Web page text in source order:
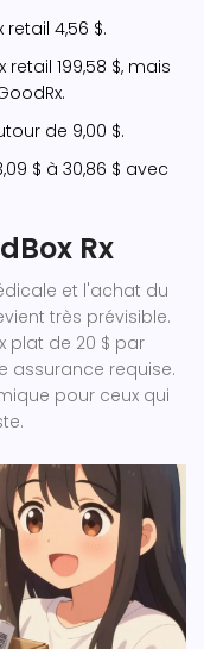
4,56 $.
199,58 $, mais
de 9,00 $.
$ à 30,86 $ avec
Rx
et l'achat du
très prévisible.
plat de 20 $ par
assurance requise.
pour ceux qui